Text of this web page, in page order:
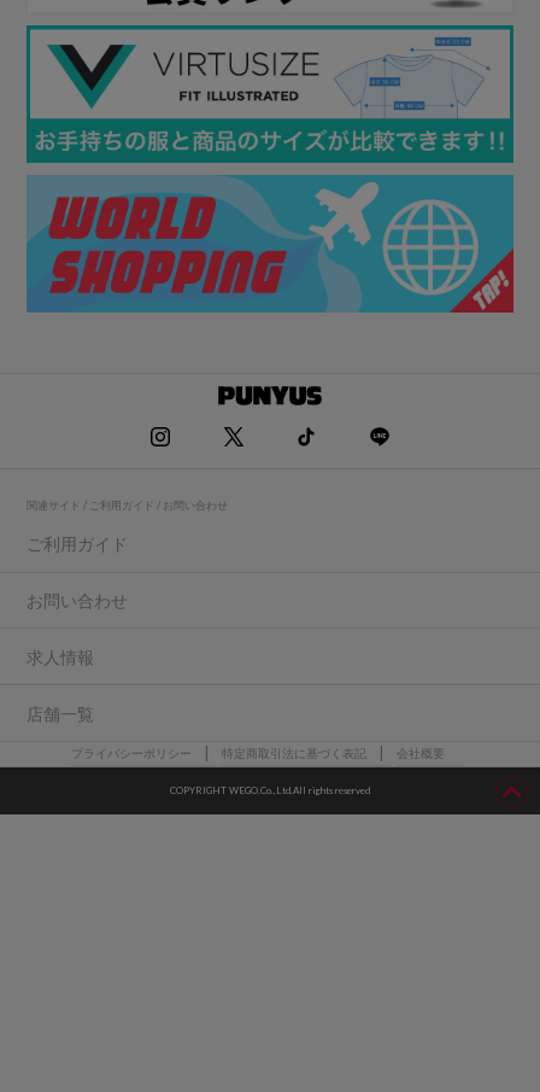
関連サイト / ご利用ガイド / お問い合わせ
ご利用ガイド
お問い合わせ
求人情報
店舗一覧
プライバシーポリシー 特定商取引法に基づく表記 会社概要
COPYRIGHT WEGO.Co.,Ltd.All rights reserved